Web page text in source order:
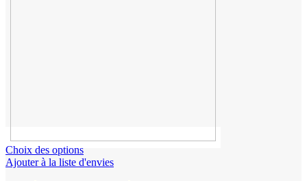
Choix des options
Ajouter à la liste d'envies